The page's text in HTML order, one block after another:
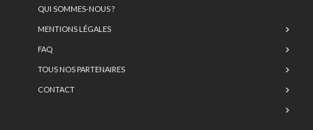
QUI SOMMES-NOUS ?
MENTIONS LÉGALES
FAQ
TOUS NOS PARTENAIRES
CONTACT